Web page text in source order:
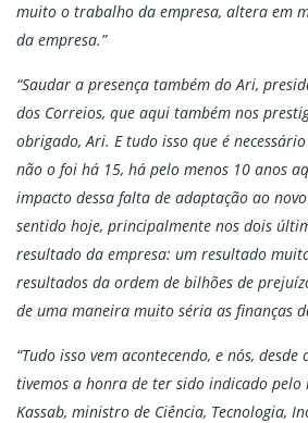
muito o trabalho da empresa, altera em
da empresa.”
“Saudar a presença também do Ari,
dos Correios, que aqui também nos
obrigado, Ari. E tudo isso que é
não o foi há 15, há pelo menos 10 anos
impacto dessa falta de adaptação ao
sentido hoje, principalmente nos dois
resultado da empresa: um resultado
resultados da ordem de bilhões de
de uma maneira muito séria as finanças
“Tudo isso vem acontecendo, e nós,
tivemos a honra de ter sido indicado
Kassab, ministro de Ciência, Tecnologia,